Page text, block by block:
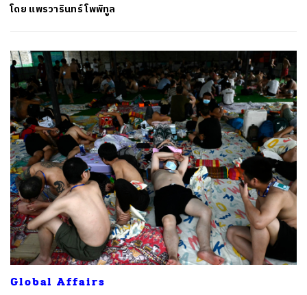
โดย แพรวารินทร์ โพพิทูล
Global Affairs